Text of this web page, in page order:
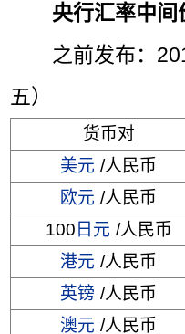
央行汇率中间
之前发布：
五）
货币对
美元 /人民币
欧元 /人民币
100 日元 /人民币
港元 /人民币
英镑 /人民币
澳元 /人民币